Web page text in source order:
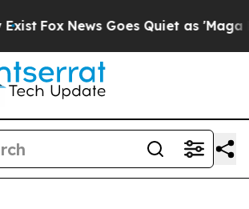
Fox News Goes Quiet as 'Maga